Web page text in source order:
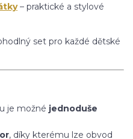
– praktické a stylové
set pro každé dětské
je možné jednoduše
, díky kterému lze obvod